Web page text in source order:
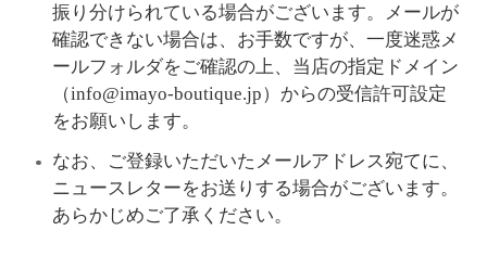
振り分けられている場合がございます。メールが
確認できない場合は、お手数ですが、一度迷惑メ
ールフォルダをご確認の上、当店の指定ドメイン
（info@imayo-boutique.jp）からの受信許可設定
をお願いします。
なお、ご登録いただいたメールアドレス宛てに、
ニュースレターをお送りする場合がございます。
あらかじめご了承ください。